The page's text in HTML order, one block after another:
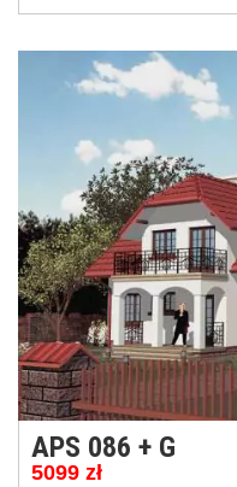
APS 086 + G
5099 zł